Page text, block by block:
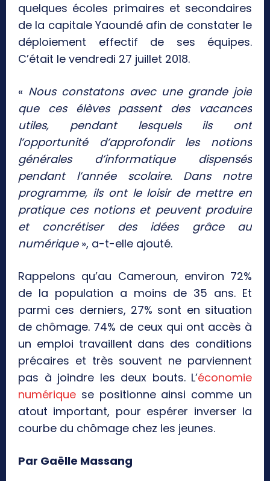
quelques écoles primaires et secondaires
de la capitale Yaoundé afin de constater le
déploiement effectif de ses équipes.
C’était le vendredi 27 juillet 2018.
« Nous constatons avec une grande joie
que ces élèves passent des vacances
utiles, pendant lesquels ils ont
l’opportunité d’approfondir les notions
générales d’informatique dispensés
pendant l’année scolaire. Dans notre
programme, ils ont le loisir de mettre en
pratique ces notions et peuvent produire
et concrétiser des idées grâce au
numérique», a-t-elle ajouté.
Rappelons qu’au Cameroun, environ 72%
de la population a moins de 35 ans. Et
parmi ces derniers, 27% sont en situation
de chômage. 74% de ceux qui ont accès à
un emploi travaillent dans des conditions
précaires et très souvent ne parviennent
pas à joindre les deux bouts. L’économie
numérique se positionne ainsi comme un
atout important, pour espérer inverser la
courbe du chômage chez les jeunes.
Par Gaëlle Massang